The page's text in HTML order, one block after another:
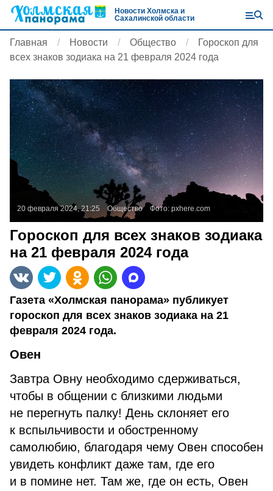
Новости Холмска и
Сахалинской области
Главная Новости Общество
Гороскоп для
всех знаков зодиака на 21 февраля 2024 года
20 февраля 2024, 21:25 Общество Фото: pxhere.com
Гороскоп для всех знаков зодиака
на 21 февраля 2024 года
Газета «Холмская панорама» публикует
гороскоп для всех знаков зодиака на 21
февраля 2024 года.
Овен
Завтра Овну необходимо сдерживаться,
чтобы в общении с близкими людьми
не перегнуть палку! День склоняет его
к вспыльчивости и обостренному
самолюбию, благодаря чему Овен способен
увидеть конфликт даже там, где его
и в помине нет. Там же, где он есть, Овен